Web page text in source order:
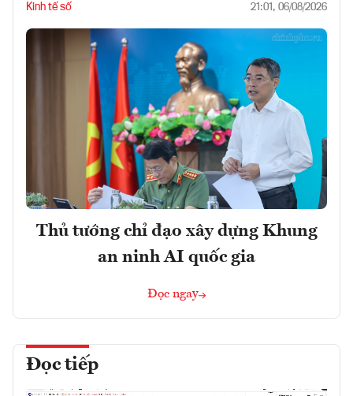
Kinh tế số 21:01, 06/08/2026
Thủ tướng chỉ đạo xây dựng Khung
an ninh AI quốc gia
Đọc ngay
Đọc tiếp